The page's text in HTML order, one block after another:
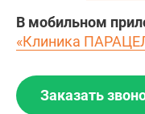
В мобильном
«Клиника
Заказать